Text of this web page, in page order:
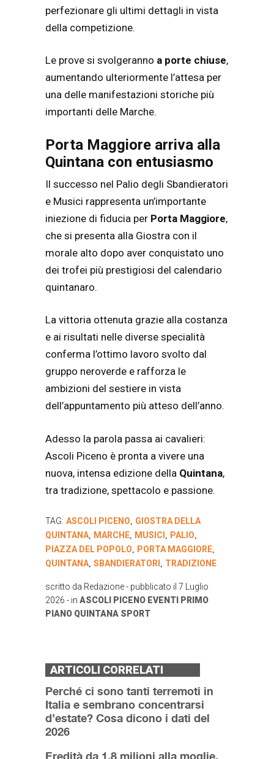
perfezionare gli ultimi dettagli in vista
della competizione.
Le prove si svolgeranno a porte chiuse,
aumentando ulteriormente l’attesa per
una delle manifestazioni storiche più
importanti delle Marche.
Porta Maggiore arriva alla
Quintana con entusiasmo
Il successo nel Palio degli Sbandieratori
e Musici rappresenta un’importante
iniezione di fiducia per Porta Maggiore,
che si presenta alla Giostra con il
morale alto dopo aver conquistato uno
dei trofei più prestigiosi del calendario
quintanaro.
La vittoria ottenuta grazie alla costanza
e ai risultati nelle diverse specialità
conferma l’ottimo lavoro svolto dal
gruppo neroverde e rafforza le
ambizioni del sestiere in vista
dell’appuntamento più atteso dell’anno.
Adesso la parola passa ai cavalieri:
Ascoli Piceno è pronta a vivere una
nuova, intensa edizione della Quintana,
tra tradizione, spettacolo e passione.
TAG: ASCOLI PICENO, GIOSTRA DELLA
QUINTANA, MARCHE, MUSICI , PALIO,
PIAZZA DEL POPOLO, PORTA MAGGIORE,
QUINTANA, SBANDIERATORI , TRADIZIONE
scritto da Redazione- pubblicato il 7 Luglio
2026 - in ASCOLI PICENO EVENTI
PRIMO
PIANO QUINTANA SPORT
ARTICOLI CORRELATI
Perché ci sono tanti terremoti in
Italia e sembrano concentrarsi
d’estate? Cosa dicono i dati del
2026
Eredità da 1,8 milioni alla moglie,